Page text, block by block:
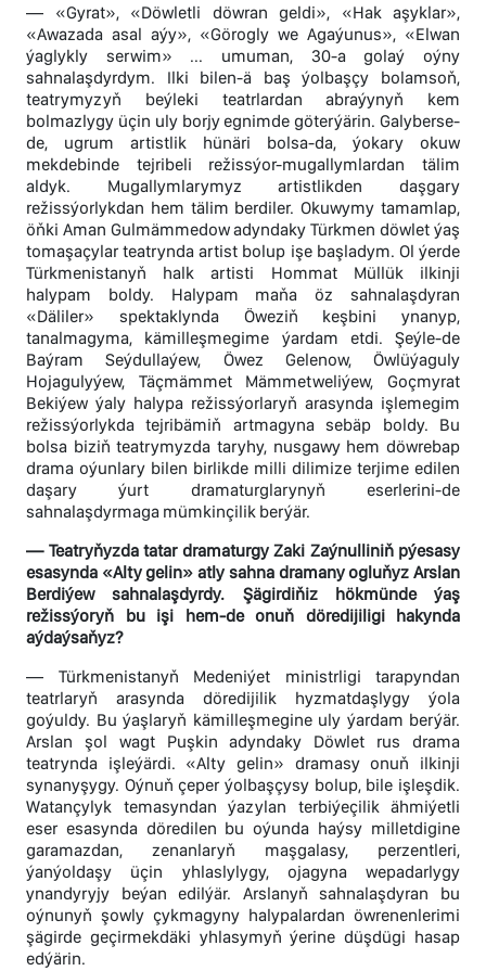
— «Gyrat», «Döwletli döwran geldi», «Hak aşyklar»,
«Awazada asal aýy», «Görogly we Agaýunus», «Elwan
ýaglykly serwim» ... umuman, 30-a golaý oýny
sahnalaşdyrdym. Ilki bilen-ä baş ýolbaşçy bolamsoň,
teatrymyzyň beýleki teatrlardan abraýynyň kem
bolmazlygy üçin uly borjy egnimde göterýärin. Galyberse-
de, ugrum artistlik hünäri bolsa-da, ýokary okuw
mekdebinde tejribeli režissýor-mugallymlardan tälim
aldyk. Mugallymlarymyz artistlikden daşgary
režissýorlykdan hem tälim berdiler. Okuwymy tamamlap,
öňki Aman Gulmämmedow adyndaky Türkmen döwlet ýaş
tomaşaçylar teatrynda artist bolup işe başladym. Ol ýerde
Türkmenistanyň halk artisti Hommat Müllük ilkinji
halypam boldy. Halypam maňa öz sahnalaşdyran
«Däliler» spektaklynda Öweziň keşbini ynanyp,
tanalmagyma, kämilleşmegime ýardam etdi. Şeýle-de
Baýram Seýdullaýew, Öwez Gelenow, Öwlüýaguly
Hojagulyýew, Täçmämmet Mämmetweliýew, Goçmyrat
Bekiýew ýaly halypa režissýorlaryň arasynda işlemegim
režissýorlykda tejribämiň artmagyna sebäp boldy. Bu
bolsa biziň teatrymyzda taryhy, nusgawy hem döwrebap
drama oýunlary bilen birlikde milli dilimize terjime edilen
daşary ýurt dramaturglarynyň eserlerini-de
sahnalaşdyrmaga mümkinçilik berýär.
— Teatryňyzda tatar dramaturgy Zaki Zaýnulliniň pýesasy
esasynda «Alty gelin» atly sahna dramany ogluňyz Arslan
Berdiýew sahnalaşdyrdy. Şägirdiňiz hökmünde ýaş
režissýoryň bu işi hem-de onuň döredijiligi hakynda
aýdaýsaňyz?
— Türkmenistanyň Medeniýet ministrligi tarapyndan
teatrlaryň arasynda döredijilik hyzmatdaşlygy ýola
goýuldy. Bu ýaşlaryň kämilleşmegine uly ýardam berýär.
Arslan şol wagt Puşkin adyndaky Döwlet rus drama
teatrynda işleýärdi. «Alty gelin» dramasy onuň ilkinji
synanyşygy. Oýnuň çeper ýolbaşçysy bolup, bile işleşdik.
Watançylyk temasyndan ýazylan terbiýeçilik ähmiýetli
eser esasynda döredilen bu oýunda haýsy milletdigine
garamazdan, zenanlaryň maşgalasy, perzentleri,
ýanýoldaşy üçin yhlaslylygy, ojagyna wepadarlygy
ynandyryjy beýan edilýär. Arslanyň sahnalaşdyran bu
oýnunyň şowly çykmagyny halypalardan öwrenenlerimi
şägirde geçirmekdäki yhlasymyň ýerine düşdügi hasap
edýärin.